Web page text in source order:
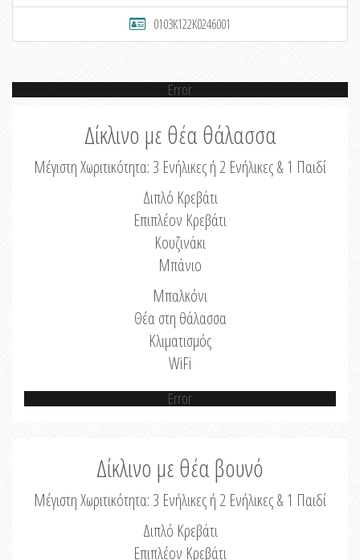
0103K122K0246001
Error
Δίκλινο με θέα θάλασσα
Μέγιστη Χωριτικότητα: 3 Ενήλικες ή 2 Ενήλικες & 1 Παιδί
Διπλό Κρεβάτι
Επιπλέον Κρεβάτι
Κουζινάκι
Μπάνιο
Μπαλκόνι
Θέα στη θάλασσα
Κλιματισμός
WiFi
Error
Δίκλινο με θέα βουνό
Μέγιστη Χωριτικότητα: 3 Ενήλικες ή 2 Ενήλικες & 1 Παιδί
Διπλό Κρεβάτι
Επιπλέον Κρεβάτι